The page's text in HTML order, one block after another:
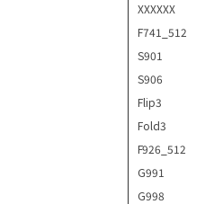
XXXXXX
F741_512
S901
S906
Flip3
Fold3
F926_512
G991
G998